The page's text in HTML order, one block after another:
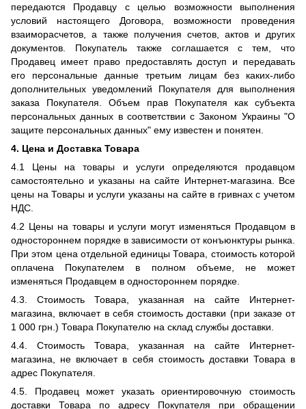
передаются Продавцу с целью возможности выполнения
условий настоящего Договора, возможности проведения
взаиморасчетов, а также получения счетов, актов и других
документов. Покупатель также соглашается с тем, что
Продавец имеет право предоставлять доступ и передавать
его персональные данные третьим лицам без каких-либо
дополнительных уведомлений Покупателя для выполнения
заказа Покупателя. Объем прав Покупателя как субъекта
персональных данных в соответствии с Законом Украины "О
защите персональных данных" ему известен и понятен.
4. Цена и Доставка Товара
4.1 Цены на товары и услуги определяются продавцом
самостоятельно и указаны на сайте Интернет-магазина. Все
цены на Товары и услуги указаны на сайте в гривнах с учетом
НДС.
4.2 Цены на товары и услуги могут изменяться Продавцом в
одностороннем порядке в зависимости от конъюнктуры рынка.
При этом цена отдельной единицы Товара, стоимость которой
оплачена Покупателем в полном объеме, не может
изменяться Продавцем в одностороннем порядке.
4.3. Стоимость Товара, указанная на сайте Интернет-
магазина, включает в себя стоимость доставки (при заказе от
1 000 грн.) Товара Покупателю на склад службы доставки.
4.4. Стоимость Товара, указанная на сайте Интернет-
магазина, не включает в себя стоимость доставки Товара в
адрес Покупателя.
4.5. Продавец может указать ориентировочную стоимость
доставки Товара по адресу Покупателя при обращении